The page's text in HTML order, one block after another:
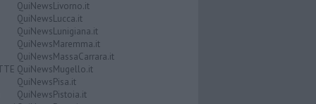
QuiNewsLivorno.it
QuiNewsLucca.it
QuiNewsLunigiana.it
QuiNewsMaremma.it
QuiNewsMassaCarrara.it
QuiNewsMugello.it
QuiNewsPisa.it
QuiNewsPistoia.it